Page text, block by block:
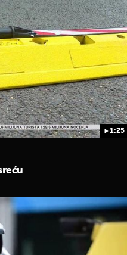
1:25